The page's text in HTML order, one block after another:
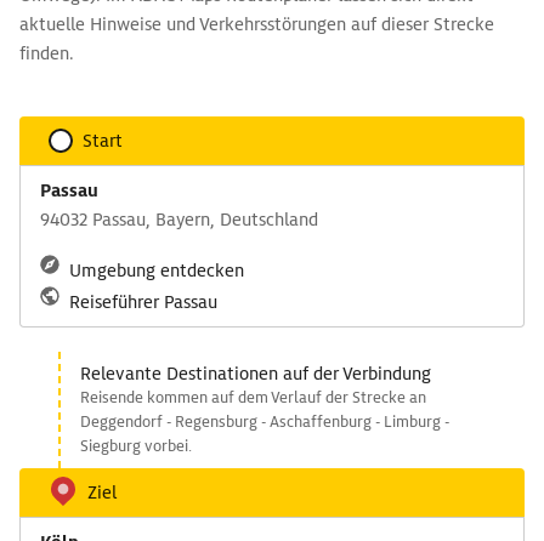
aktuelle Hinweise und Verkehrsstörungen auf dieser Strecke
finden.
Start
Passau
94032 Passau, Bayern, Deutschland
Umgebung entdecken
Reiseführer Passau
Relevante Destinationen auf der Verbindung
Reisende kommen auf dem Verlauf der Strecke an
Deggendorf - Regensburg - Aschaffenburg - Limburg -
Siegburg vorbei.
Ziel